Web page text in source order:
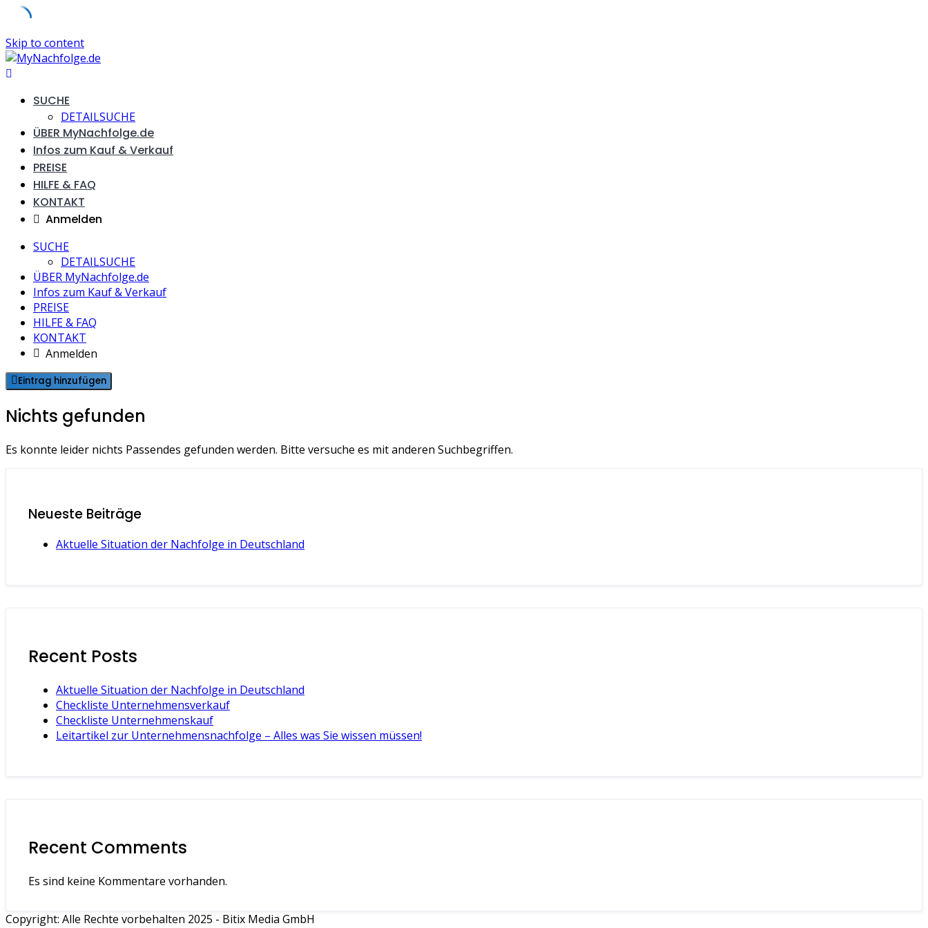
Skip to content
SUCHE
DETAILSUCHE
ÜBER MyNachfolge.de
Infos zum Kauf & Verkauf
PREISE
HILFE & FAQ
KONTAKT
Anmelden
SUCHE
DETAILSUCHE
ÜBER MyNachfolge.de
Infos zum Kauf & Verkauf
PREISE
HILFE & FAQ
KONTAKT
Anmelden
Eintrag hinzufügen
Nichts gefunden
Es konnte leider nichts Passendes gefunden werden. Bitte versuche es mit anderen Suchbegriffen.
Neueste Beiträge
Aktuelle Situation der Nachfolge in Deutschland
Recent Posts
Aktuelle Situation der Nachfolge in Deutschland
Checkliste Unternehmensverkauf
Checkliste Unternehmenskauf
Leitartikel zur Unternehmensnachfolge – Alles was Sie wissen müssen!
Recent Comments
Es sind keine Kommentare vorhanden.
Copyright: Alle Rechte vorbehalten 2025 - Bitix Media GmbH